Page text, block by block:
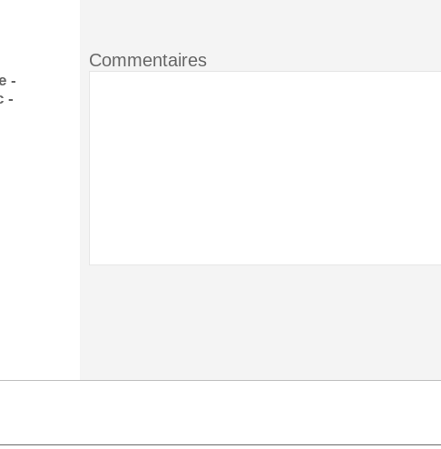
-
-
Commentaires